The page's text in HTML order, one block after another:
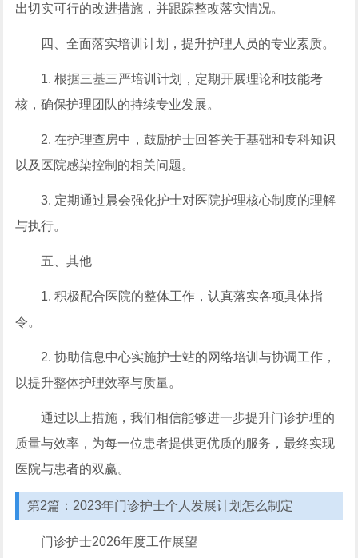
出切实可行的改进措施，并跟踪整改落实情况。
四、全面落实培训计划，提升护理人员的专业素质。
1. 根据三基三严培训计划，定期开展理论和技能考
核，确保护理团队的持续专业发展。
2. 在护理查房中，鼓励护士回答关于基础和专科知识
以及医院感染控制的相关问题。
3. 定期通过晨会强化护士对医院护理核心制度的理解
与执行。
五、其他
1. 积极配合医院的整体工作，认真落实各项具体指
令。
2. 协助信息中心实施护士站的网络培训与协调工作，
以提升整体护理效率与质量。
通过以上措施，我们相信能够进一步提升门诊护理的
质量与效率，为每一位患者提供更优质的服务，最终实现
医院与患者的双赢。
第2篇：2023年门诊护士个人发展计划怎么制定
门诊护士2026年度工作展望